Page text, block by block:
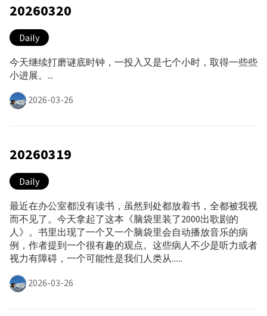
20260320
Daily
今天继续打磨谜底时钟，一投入又是七个小时，取得一些些
小进展。...
2026-03-26
20260319
Daily
最近在办公室都没有读书，虽然到处都放着书，全都被我视
而不见了。今天拿起了这本《脑袋里装了2000出歌剧的
人》。书里出现了一个又一个脑袋里会自动播放音乐的病
例，作者提到一个很有趣的观点。这些病人不少是听力或者
视力有障碍，一个可能性是我们人类从......
2026-03-26